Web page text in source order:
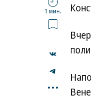
1 мин.
...